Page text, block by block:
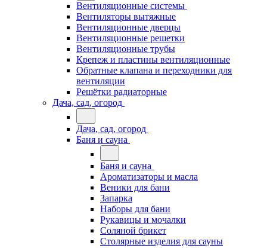
Вентиляционные системы
Вентиляторы вытяжные
Вентиляционные дверцы
Вентиляционные решетки
Вентиляционные трубы
Крепеж и пластины вентиляционные
Обратные клапана и переходники для
вентиляции
Решётки радиаторные
Дача, сад, огород
Дача, сад, огород
Баня и сауна
Баня и сауна
Ароматизаторы и масла
Веники для бани
Запарка
Наборы для бани
Рукавицы и мочалки
Соляной брикет
Столярные изделия для сауны